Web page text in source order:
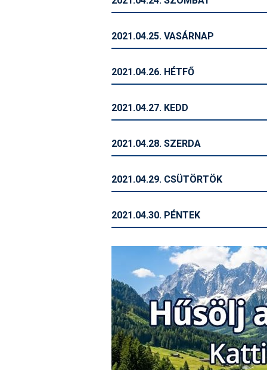
2021.04.25. VASÁRNAP
2021.04.26. HÉTFŐ
2021.04.27. KEDD
2021.04.28. SZERDA
2021.04.29. CSÜTÖRTÖK
2021.04.30. PÉNTEK